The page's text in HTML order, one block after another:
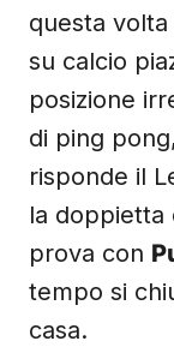
questa volta
su calcio
posizione
di ping
risponde il
la doppietta
prova con
tempo si
casa.